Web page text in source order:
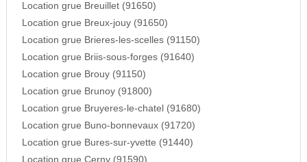
Location grue Breuillet (91650)
Location grue Breux-jouy (91650)
Location grue Brieres-les-scelles (91150)
Location grue Briis-sous-forges (91640)
Location grue Brouy (91150)
Location grue Brunoy (91800)
Location grue Bruyeres-le-chatel (91680)
Location grue Buno-bonnevaux (91720)
Location grue Bures-sur-yvette (91440)
Location grue Cerny (91590)